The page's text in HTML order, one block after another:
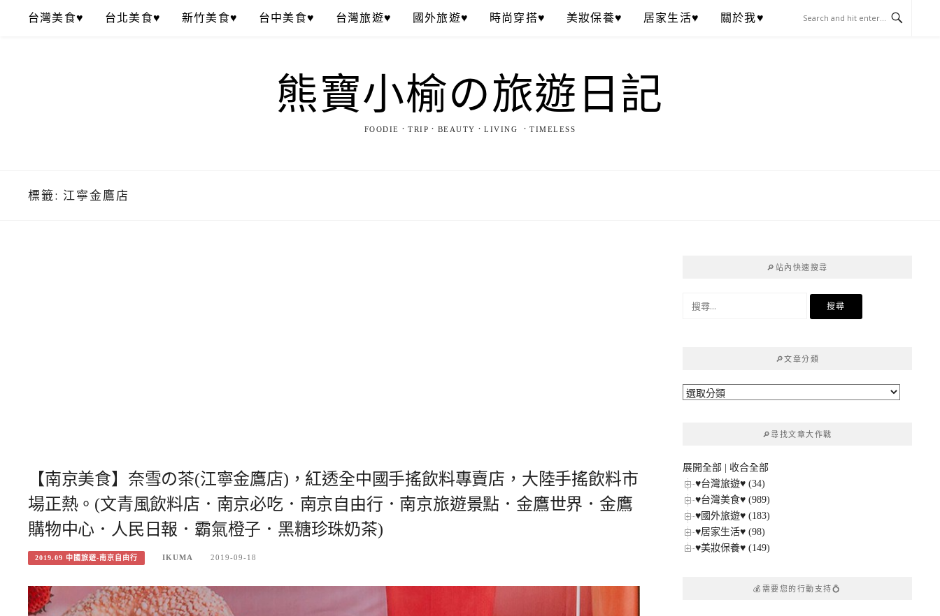
台灣美食♥ 台北美食♥ 新竹美食♥ 台中美食♥ 台灣旅遊♥ 國外旅遊♥ 時尚穿搭♥ 美妝保養♥ 居家生活♥ 關於我♥
熊寶小榆の旅遊日記
FOODIE．TRIP．BEAUTY．LIVING ．TIMELESS
標籤: 江寧金鷹店
【南京美食】奈雪の茶(江寧金鷹店)，紅透全中國手搖飲料專賣店，大陸手搖飲料市
場正熱。(文青風飲料店．南京必吃．南京自由行．南京旅遊景點．金鷹世界．金鷹
購物中心．人民日報．霸氣橙子．黑糖珍珠奶茶)
2019.09 中國旅遊-南京自由行 IKUMA 2019-09-18
🔎站內快速搜尋
🔎文章分類
🔎
🔎尋找文章大作戰
展開全部
收合全部
♥台灣旅遊♥ (34)
♥台灣美食♥ (989)
♥國外旅遊♥ (183)
♥居家生活♥ (98)
♥美妝保養♥ (149)
💰需要您的行動支持💍